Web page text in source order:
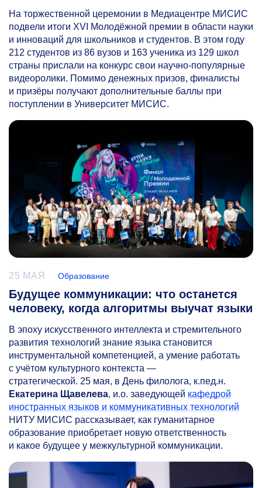
На торжественной церемонии в Медиацентре МИСИС
подвели итоги XVI Молодёжной премии в области науки
и инноваций для школьников и студентов. В этом году
212 студентов из 86 вузов и 163 ученика из 129 школ
страны прислали на конкурс свои научно-популярные
видеоролики. Помимо денежных призов, финалисты
и призёры получают дополнительные баллы при
поступлении в Университет МИСИС.
25 МАЯ Образование
Будущее коммуникации: что останется
человеку, когда алгоритмы выучат языки
В эпоху искусственного интеллекта и стремительного
развития технологий знание языка становится
инструментальной компетенцией, а умение работать
с учётом культурного контекста —
стратегической. 25 мая, в День филолога, к.пед.н.
Екатерина Щавелева, и.о. заведующей кафедрой
иностранных языков и коммуникативных технологий
НИТУ МИСИС рассказывает, как гуманитарное
образование приобретает новую ответственность
и какое будущее у межкультурной коммуникации.